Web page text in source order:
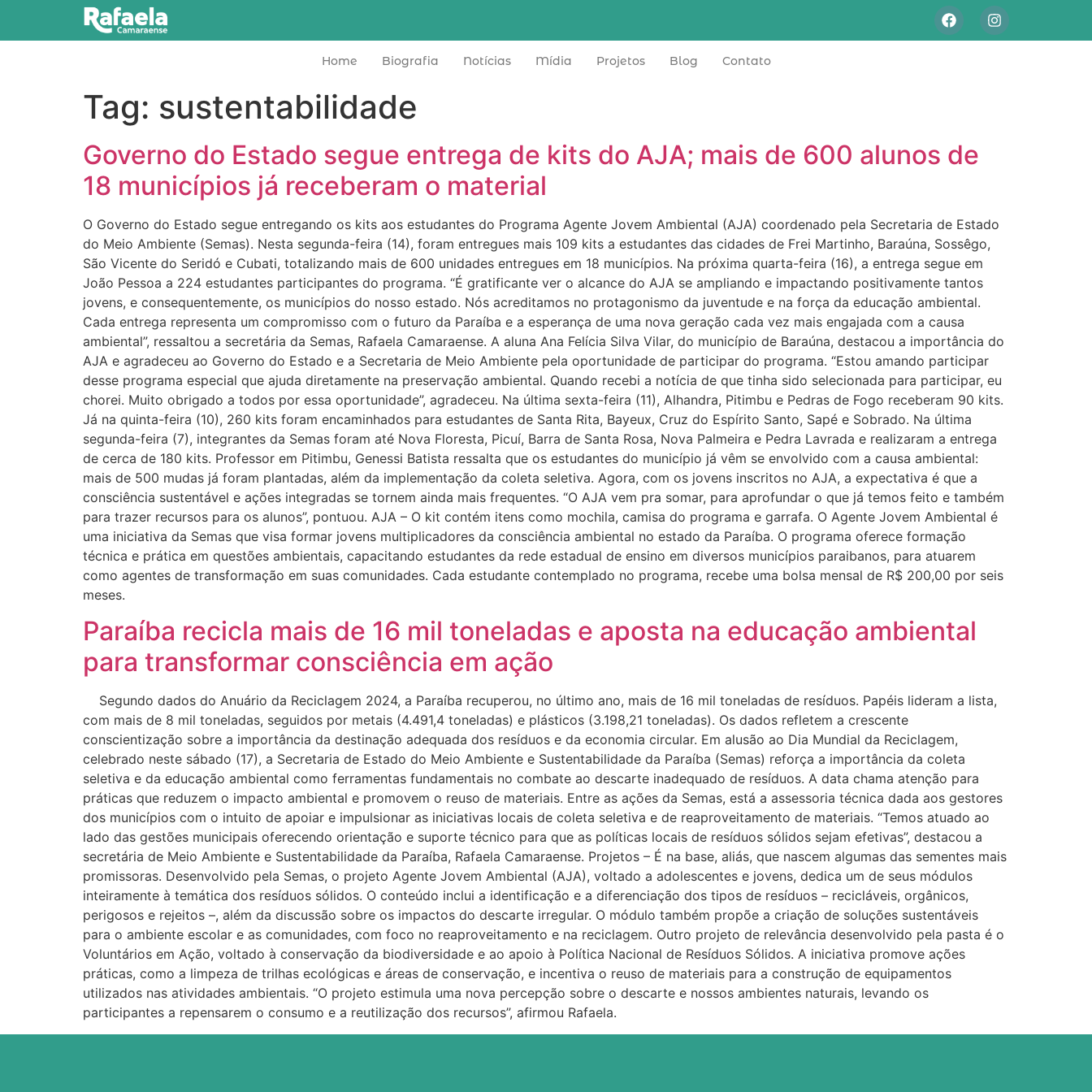
Home Biografia Notícias Mídia Projetos Blog Contato
Tag: sustentabilidade
Governo do Estado segue entrega de kits do AJA; mais de 600 alunos de
18 municípios já receberam o material
O Governo do Estado segue entregando os kits aos estudantes do Programa Agente Jovem Ambiental (AJA) coordenado pela Secretaria de Estado
do Meio Ambiente (Semas). Nesta segunda-feira (14), foram entregues mais 109 kits a estudantes das cidades de Frei Martinho, Baraúna, Sossêgo,
São Vicente do Seridó e Cubati, totalizando mais de 600 unidades entregues em 18 municípios. Na próxima quarta-feira (16), a entrega segue em
João Pessoa a 224 estudantes participantes do programa. “É gratificante ver o alcance do AJA se ampliando e impactando positivamente tantos
jovens, e consequentemente, os municípios do nosso estado. Nós acreditamos no protagonismo da juventude e na força da educação ambiental.
Cada entrega representa um compromisso com o futuro da Paraíba e a esperança de uma nova geração cada vez mais engajada com a causa
ambiental”, ressaltou a secretária da Semas, Rafaela Camaraense. A aluna Ana Felícia Silva Vilar, do município de Baraúna, destacou a importância do
AJA e agradeceu ao Governo do Estado e a Secretaria de Meio Ambiente pela oportunidade de participar do programa. “Estou amando participar
desse programa especial que ajuda diretamente na preservação ambiental. Quando recebi a notícia de que tinha sido selecionada para participar, eu
chorei. Muito obrigado a todos por essa oportunidade”, agradeceu. Na última sexta-feira (11), Alhandra, Pitimbu e Pedras de Fogo receberam 90 kits.
Já na quinta-feira (10), 260 kits foram encaminhados para estudantes de Santa Rita, Bayeux, Cruz do Espírito Santo, Sapé e Sobrado. Na última
segunda-feira (7), integrantes da Semas foram até Nova Floresta, Picuí, Barra de Santa Rosa, Nova Palmeira e Pedra Lavrada e realizaram a entrega
de cerca de 180 kits. Professor em Pitimbu, Genessi Batista ressalta que os estudantes do município já vêm se envolvido com a causa ambiental:
mais de 500 mudas já foram plantadas, além da implementação da coleta seletiva. Agora, com os jovens inscritos no AJA, a expectativa é que a
consciência sustentável e ações integradas se tornem ainda mais frequentes. “O AJA vem pra somar, para aprofundar o que já temos feito e também
para trazer recursos para os alunos”, pontuou. AJA – O kit contém itens como mochila, camisa do programa e garrafa. O Agente Jovem Ambiental é
uma iniciativa da Semas que visa formar jovens multiplicadores da consciência ambiental no estado da Paraíba. O programa oferece formação
técnica e prática em questões ambientais, capacitando estudantes da rede estadual de ensino em diversos municípios paraibanos, para atuarem
como agentes de transformação em suas comunidades. Cada estudante contemplado no programa, recebe uma bolsa mensal de R$ 200,00 por seis
meses.
Paraíba recicla mais de 16 mil toneladas e aposta na educação ambiental
para transformar consciência em ação
Segundo dados do Anuário da Reciclagem 2024, a Paraíba recuperou, no último ano, mais de 16 mil toneladas de resíduos. Papéis lideram a lista,
com mais de 8 mil toneladas, seguidos por metais (4.491,4 toneladas) e plásticos (3.198,21 toneladas). Os dados refletem a crescente
conscientização sobre a importância da destinação adequada dos resíduos e da economia circular. Em alusão ao Dia Mundial da Reciclagem,
celebrado neste sábado (17), a Secretaria de Estado do Meio Ambiente e Sustentabilidade da Paraíba (Semas) reforça a importância da coleta
seletiva e da educação ambiental como ferramentas fundamentais no combate ao descarte inadequado de resíduos. A data chama atenção para
práticas que reduzem o impacto ambiental e promovem o reuso de materiais. Entre as ações da Semas, está a assessoria técnica dada aos gestores
dos municípios com o intuito de apoiar e impulsionar as iniciativas locais de coleta seletiva e de reaproveitamento de materiais. “Temos atuado ao
lado das gestões municipais oferecendo orientação e suporte técnico para que as políticas locais de resíduos sólidos sejam efetivas”, destacou a
secretária de Meio Ambiente e Sustentabilidade da Paraíba, Rafaela Camaraense. Projetos – É na base, aliás, que nascem algumas das sementes mais
promissoras. Desenvolvido pela Semas, o projeto Agente Jovem Ambiental (AJA), voltado a adolescentes e jovens, dedica um de seus módulos
inteiramente à temática dos resíduos sólidos. O conteúdo inclui a identificação e a diferenciação dos tipos de resíduos – recicláveis, orgânicos,
perigosos e rejeitos –, além da discussão sobre os impactos do descarte irregular. O módulo também propõe a criação de soluções sustentáveis
para o ambiente escolar e as comunidades, com foco no reaproveitamento e na reciclagem. Outro projeto de relevância desenvolvido pela pasta é o
Voluntários em Ação, voltado à conservação da biodiversidade e ao apoio à Política Nacional de Resíduos Sólidos. A iniciativa promove ações
práticas, como a limpeza de trilhas ecológicas e áreas de conservação, e incentiva o reuso de materiais para a construção de equipamentos
utilizados nas atividades ambientais. “O projeto estimula uma nova percepção sobre o descarte e nossos ambientes naturais, levando os
participantes a repensarem o consumo e a reutilização dos recursos”, afirmou Rafaela.